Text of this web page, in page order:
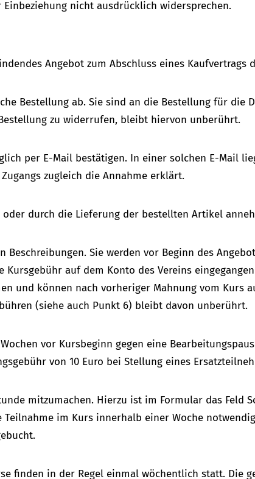
nicht ausdrücklich widersprechen.
Angebot zum Abschluss eines Kaufvertrags
Bestellung ab. Sie sind an die Bestellung für die
zu widerrufen, bleibt hiervon unberührt.
per E-Mail bestätigen. In einer solchen E-Mail
zugleich die Annahme erklärt.
durch die Lieferung der bestellten Artikel
Sie werden vor Beginn des
auf dem Konto des Vereins
und können nach vorheriger Mahnung vom Kurs
(siehe auch Punkt 6) bleibt davon unberührt.
vor Kursbeginn gegen eine
von 10 Euro bei Stellung eines
mitzumachen. Hierzu ist im Formular das Feld
im Kurs innerhalb einer Woche
finden in der Regel einmal wöchentlich statt. Die